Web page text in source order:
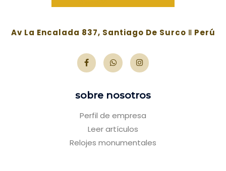
Av La Encalada 837, Santiago De Surco ‖ Perú
sobre nosotros
Perfil de empresa
Leer artículos
Relojes monumentales